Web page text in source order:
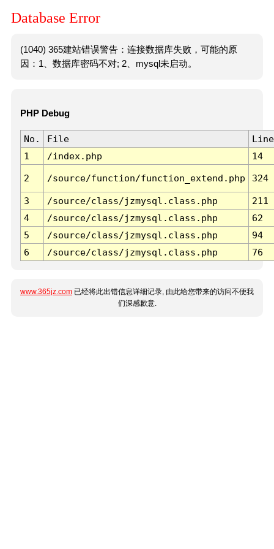
Database Error
(1040) 365建站错误警告：连接数据库失败，可能的原
因：1、数据库密码不对; 2、mysql未启动。
PHP Debug
No. File
Line
1
/index.php 14
2 /source/function/function_extend.php 324
3 /source/class/jzmysql.class.php
211
4
/source/class/jzmysql.class.php
62
5
/source/class/jzmysql.class.php
94
6
/source/class/jzmysql.class.php 76
www.365jz.com 已经将此出错信息详细记录, 由此给您带来的访问不便我
们深感歉意.